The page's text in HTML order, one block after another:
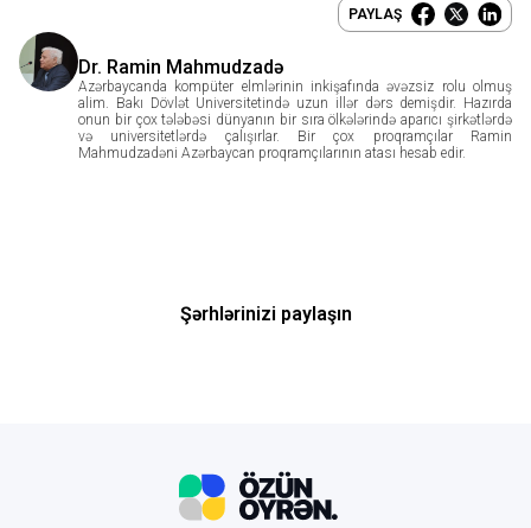
PAYLAŞ
Dr. Ramin Mahmudzadə
Azərbaycanda kompüter elmlərinin inkişafında əvəzsiz rolu olmuş
alim. Bakı Dövlət Universitetində uzun illər dərs demişdir. Hazırda
onun bir çox tələbəsi dünyanın bir sıra ölkələrində aparıcı şirkətlərdə
və universitetlərdə çalışırlar. Bir çox proqramçılar Ramin
Mahmudzadəni Azərbaycan proqramçılarının atası hesab edir.
Şərhlərinizi paylaşın